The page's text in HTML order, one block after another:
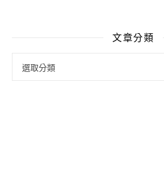
文章分類